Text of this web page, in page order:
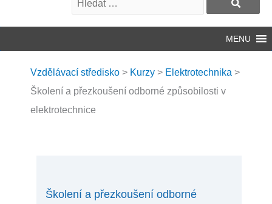
MENU
Vzdělávací středisko > Kurzy > Elektrotechnika >
Školení a přezkoušení odborné způsobilosti v
elektrotechnice
Školení a přezkoušení odborné